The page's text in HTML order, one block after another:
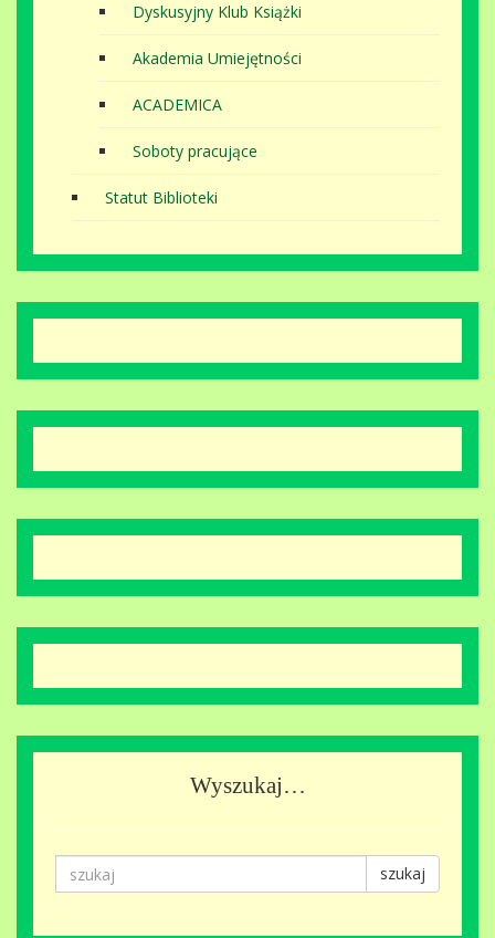
Dyskusyjny Klub Książki
Akademia Umiejętności
ACADEMICA
Soboty pracujące
Statut Biblioteki
Wyszukaj…
szukaj